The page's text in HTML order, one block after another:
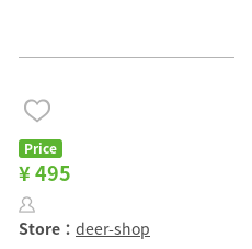
Price
¥ 495
Store： deer-shop